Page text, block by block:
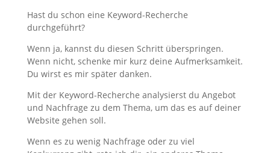
Hast du schon eine Keyword-Recherche
durchgeführt?
Wenn ja, kannst du diesen Schritt überspringen.
Wenn nicht, schenke mir kurz deine Aufmerksamkeit.
Du wirst es mir später danken.
Mit der Keyword-Recherche analysierst du Angebot
und Nachfrage zu dem Thema, um das es auf deiner
Website gehen soll.
Wenn es zu wenig Nachfrage oder zu viel